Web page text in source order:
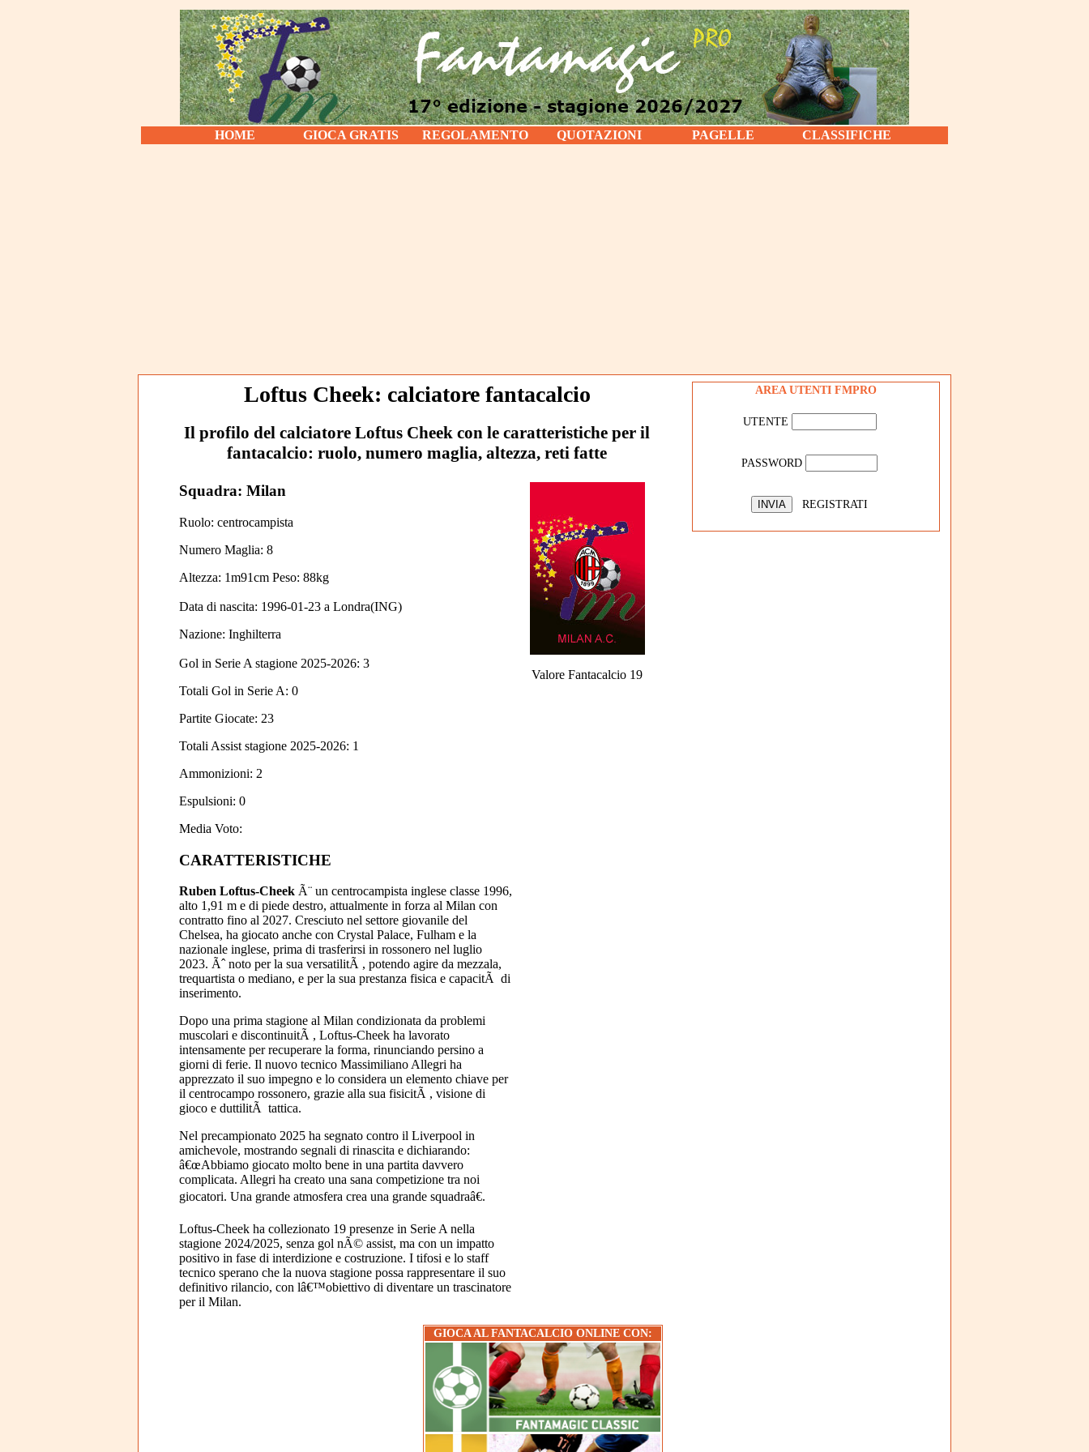
HOME GIOCA GRATIS REGOLAMENTO QUOTAZIONI PAGELLE CLASSIFICHE
Loftus Cheek: calciatore fantacalcio
Il profilo del calciatore Loftus Cheek con le caratteristiche per il
fantacalcio: ruolo, numero maglia, altezza, reti fatte
Squadra: Milan
Ruolo: centrocampista
Numero Maglia: 8
Altezza: 1m91cm Peso: 88kg
Data di nascita: 1996-01-23 a Londra(ING)
Nazione: Inghilterra
Gol in Serie A stagione 2025-2026: 3
Totali Gol in Serie A: 0
Partite Giocate: 23
Totali Assist stagione 2025-2026: 1
Ammonizioni: 2
Espulsioni: 0
Media Voto:
CARATTERISTICHE
Ruben Loftus-CheekÃ¨ un centrocampista inglese classe 1996,
alto 1,91 m e di piede destro, attualmente in forza al Milan con
contratto fino al 2027. Cresciuto nel settore giovanile del
Chelsea, ha giocato anche con Crystal Palace, Fulham e la
nazionale inglese, prima di trasferirsi in rossonero nel luglio
2023. Ãˆ noto per la sua versatilitÃ , potendo agire da mezzala,
trequartista o mediano, e per la sua prestanza fisica e capacitÃ di
inserimento.
Dopo una prima stagione al Milan condizionata da problemi
muscolari e discontinuitÃ , Loftus-Cheek ha lavorato
intensamente per recuperare la forma, rinunciando persino a
giorni di ferie. Il nuovo tecnico Massimiliano Allegri ha
apprezzato il suo impegno e lo considera un elemento chiave per
il centrocampo rossonero, grazie alla sua fisicitÃ , visione di
gioco e duttilitÃ tattica.
Nel precampionato 2025 ha segnato contro il Liverpool in
amichevole, mostrando segnali di rinascita e dichiarando:
â€œAbbiamo giocato molto bene in una partita davvero
complicata. Allegri ha creato una sana competizione tra noi
giocatori. Una grande atmosfera crea una grande squadraâ€.
Loftus-Cheek ha collezionato 19 presenze in Serie A nella
stagione 2024/2025, senza gol nÃ© assist, ma con un impatto
positivo in fase di interdizione e costruzione. I tifosi e lo staff
tecnico sperano che la nuova stagione possa rappresentare il suo
definitivo rilancio, con lâ€™obiettivo di diventare un trascinatore
per il Milan.
Valore Fantacalcio 19
AREA UTENTI FMPRO
UTENTE
PASSWORD
REGISTRATI
GIOCA AL FANTACALCIO ONLINE CON: